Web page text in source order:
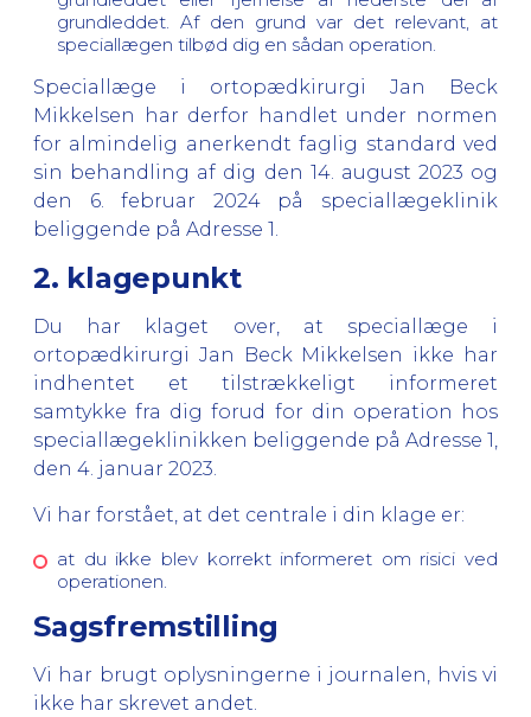
grundleddet. Af den grund var det relevant, at
speciallægen tilbød dig en sådan operation.
Speciallæge i ortopædkirurgi Jan Beck
Mikkelsen har derfor handlet under normen
for almindelig anerkendt faglig standard ved
sin behandling af dig den 14. august 2023 og
den 6. februar 2024 på speciallægeklinik
beliggende på Adresse 1.
2. klagepunkt
Du har klaget over, at speciallæge i
ortopædkirurgi Jan Beck Mikkelsen ikke har
indhentet et tilstrækkeligt informeret
samtykke fra dig forud for din operation hos
speciallægeklinikken beliggende på Adresse 1,
den 4. januar 2023.
Vi har forstået, at det centrale i din klage er:
at du ikke blev korrekt informeret om risici ved
operationen.
Sagsfremstilling
Vi har brugt oplysningerne i journalen, hvis vi
ikke har skrevet andet.